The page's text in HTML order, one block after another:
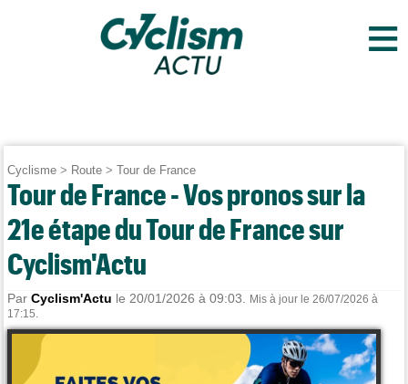
≡
Cyclisme > Route >Tour de France
Tour de France - Vos pronos sur la
21e étape du Tour de France sur
Cyclism'Actu
ParCyclism'Actu le 20/01/2026 à 09:03.
Mis à jour le 26/07/2026 à
17:15.